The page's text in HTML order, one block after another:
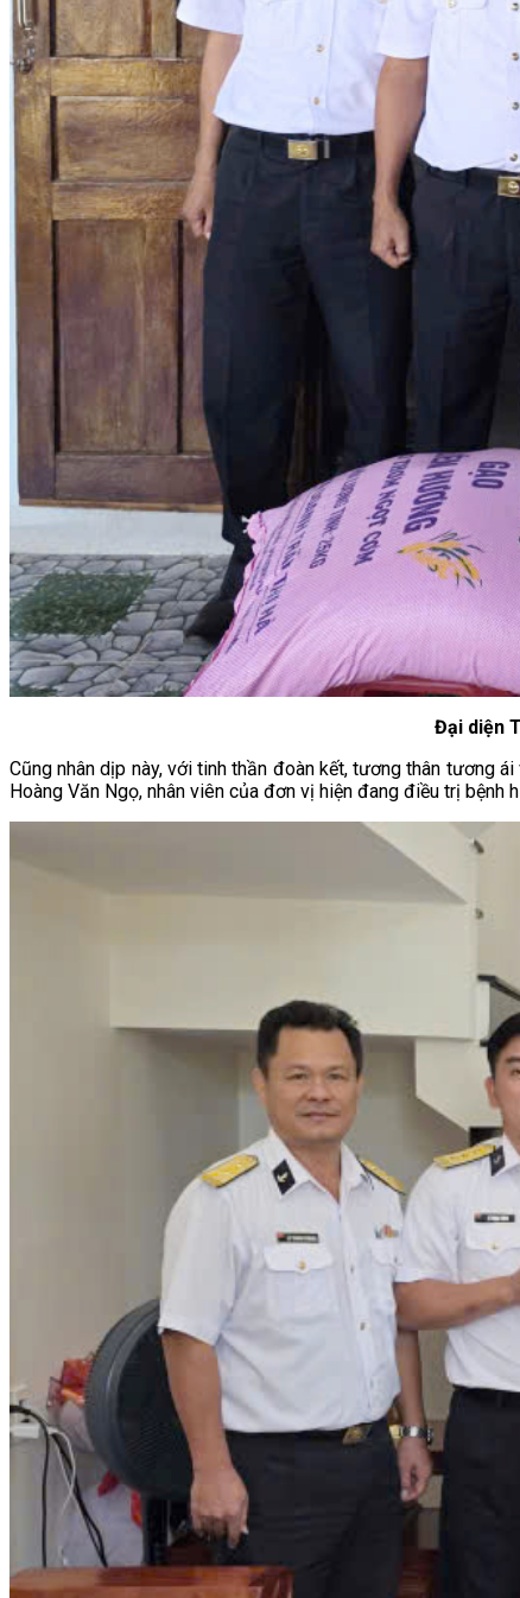
Đại diện
Cũng nhân dịp này, với tinh thần đoàn kết, tương thân tương
Hoàng Văn Ngọ, nhân viên của đơn vị hiện đang điều trị bệnh